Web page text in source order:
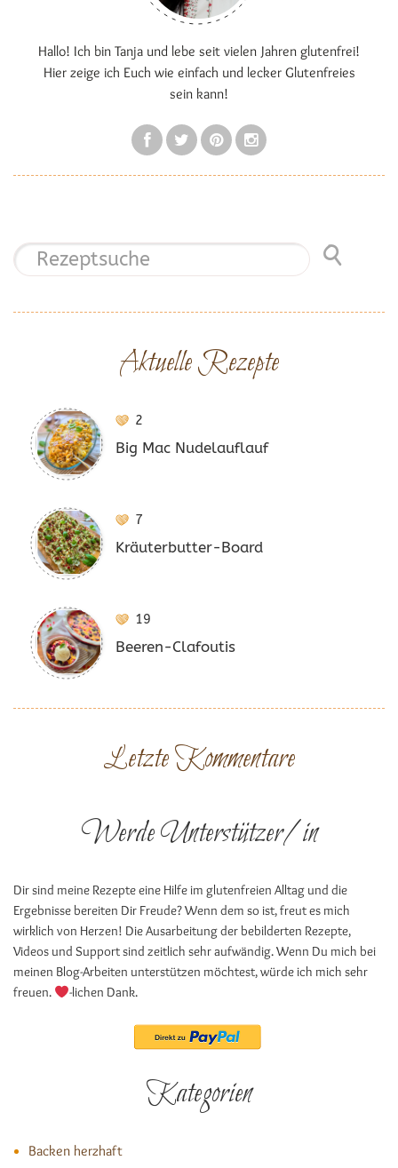
Hallo! Ich bin Tanja und lebe seit vielen Jahren glutenfrei!
Hier zeige ich Euch wie einfach und lecker Glutenfreies
sein kann!
Aktuelle Rezepte
2
Big Mac Nudelauflauf
7
Kräuterbutter-Board
19
Beeren-Clafoutis
Letzte Kommentare
Werde Unterstützer/in
Dir sind meine Rezepte eine Hilfe im glutenfreien Alltag und die
Ergebnisse bereiten Dir Freude? Wenn dem so ist, freut es mich
wirklich von Herzen! Die Ausarbeitung der bebilderten Rezepte,
Videos und Support sind zeitlich sehr aufwändig. Wenn Du mich bei
meinen Blog-Arbeiten unterstützen möchtest, würde ich mich sehr
freuen.
-lichen Dank.
Kategorien
Backen herzhaft